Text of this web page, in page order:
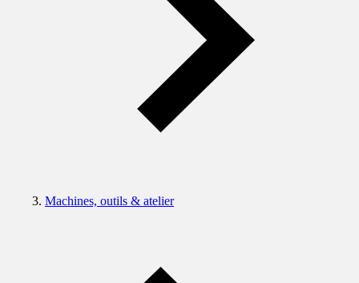
Machines, outils & atelier